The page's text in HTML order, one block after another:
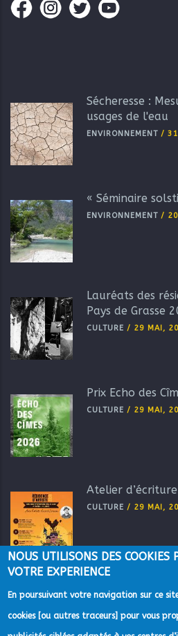
Sécheresse :
usages de l'eau
ENVIRONNEMENT /
« Séminaire
ENVIRONNEMENT /
Lauréats des
Pays de Grasse
CULTURE / 29 MAI,
Prix Echo des
CULTURE / 29 MAI,
Atelier
CULTURE / 29 MAI,
NOUS UTILISONS DES COOKIES
VOTRE EXPERIENCE
En poursuivant votre navigation sur ce
cookies [ou autres traceurs] pour vous